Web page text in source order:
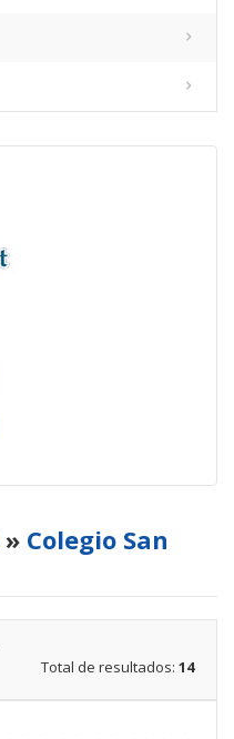
» Colegio San
Total de resultados: 14